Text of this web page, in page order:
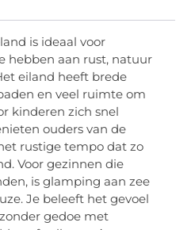
is ideaal voor
hebben aan rust, natuur
eiland heeft brede
en veel ruimte om
kinderen zich snel
ouders van de
rustige tempo dat zo
Voor gezinnen die
is glamping aan zee
Je beleeft het gevoel
gedoe met